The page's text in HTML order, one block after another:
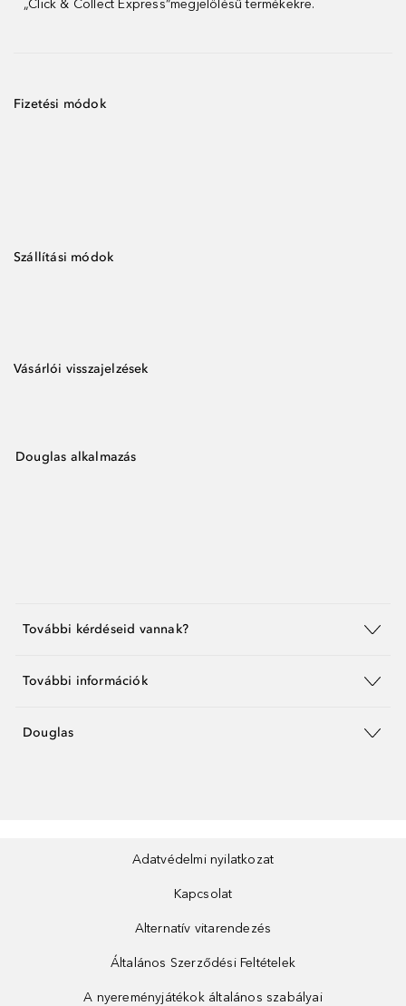
„Click & Collect Express”megjelölésű termékekre.
Fizetési módok
Szállítási módok
Vásárlói visszajelzések
Douglas alkalmazás
További kérdéseid vannak?
További információk
Douglas
Adatvédelmi nyilatkozat
Kapcsolat
Alternatív vitarendezés
Általános Szerződési Feltételek
A nyereményjátékok általános szabályai